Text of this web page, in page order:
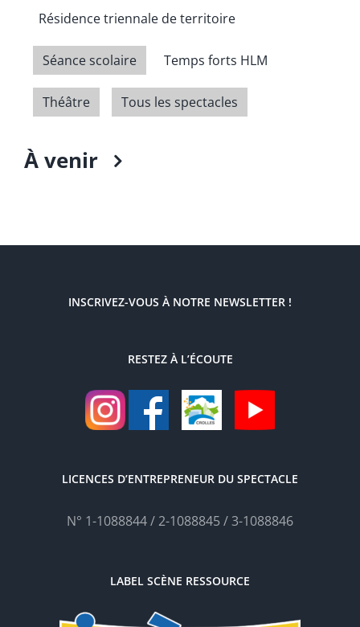
Résidence triennale de territoire
Séance scolaire Temps forts HLM
Théâtre Tous les spectacles
À venir
INSCRIVEZ-VOUS À NOTRE NEWSLETTER !
RESTEZ À L’ÉCOUTE
LICENCES D’ENTREPRENEUR DU SPECTACLE
N° 1-1088844 / 2-1088845 / 3-1088846
LABEL SCÈNE RESSOURCE